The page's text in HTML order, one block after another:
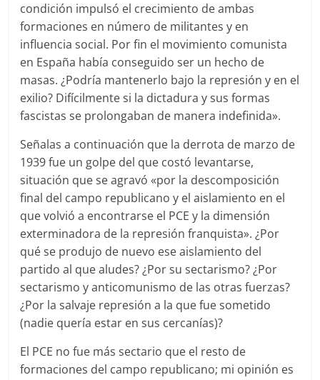
condición impulsó el crecimiento de ambas
formaciones en número de militantes y en
influencia social. Por fin el movimiento comunista
en España había conseguido ser un hecho de
masas. ¿Podría mantenerlo bajo la represión y en el
exilio? Difícilmente si la dictadura y sus formas
fascistas se prolongaban de manera indefinida».
Señalas a continuación que la derrota de marzo de
1939 fue un golpe del que costó levantarse,
situación que se agravó «por la descomposición
final del campo republicano y el aislamiento en el
que volvió a encontrarse el PCE y la dimensión
exterminadora de la represión franquista». ¿Por
qué se produjo de nuevo ese aislamiento del
partido al que aludes? ¿Por su sectarismo? ¿Por
sectarismo y anticomunismo de las otras fuerzas?
¿Por la salvaje represión a la que fue sometido
(nadie quería estar en sus cercanías)?
El PCE no fue más sectario que el resto de
formaciones del campo republicano; mi opinión es